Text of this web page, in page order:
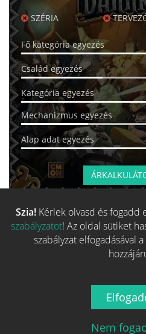
SZÉRIA
Fő kategória egyezés
Család egyezés
Kategória egyezés
Mechanizmus egyezés
Alap adat egyezés
Több hasonló
Szia! Kérlek olvasd és fogadd
szabályzatot! Az oldal sütiket
szabályzat elfogadásával
Nem